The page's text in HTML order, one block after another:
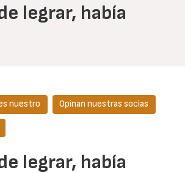
legrar, había
legrar, había
nuestro Opinan nuestras socias